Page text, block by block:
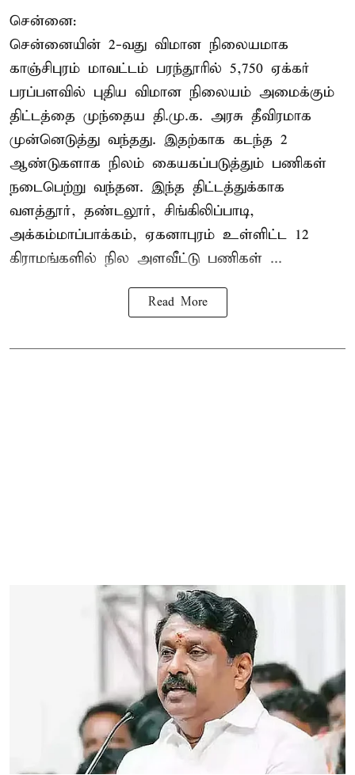
சென்னை:
சென்னையின் 2-வது விமான நிலையமாக
காஞ்சிபுரம் மாவட்டம் பரந்தூரில் 5,750 ஏக்கர்
பரப்பளவில் புதிய விமான நிலையம் அமைக்கும்
திட்டத்தை முந்தைய தி.மு.க. அரசு தீவிரமாக
முன்னெடுத்து வந்தது. இதற்காக கடந்த 2
ஆண்டுகளாக நிலம் கையகப்படுத்தும் பணிகள்
நடைபெற்று வந்தன. இந்த திட்டத்துக்காக
வளத்தூர், தண்டலூர், சிங்கிலிப்பாடி,
அக்கம்மாப்பாக்கம், ஏகனாபுரம் உள்ளிட்ட 12
கிராமங்களில் நில அளவீட்டு பணிகள் ...
Read More